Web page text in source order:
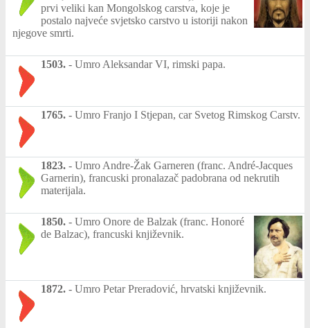
prvi veliki kan Mongolskog carstva, koje je
postalo najveće svjetsko carstvo u istoriji nakon
njegove smrti.
1503. - Umro Aleksandar VI, rimski papa.
1765. - Umro Franjo I Stjepan, car Svetog Rimskog Carstv.
1823. - Umro Andre-Žak Garneren (franc. André-Jacques
Garnerin), francuski pronalazač padobrana od nekrutih
materijala.
1850. - Umro Onore de Balzak (franc. Honoré
de Balzac), francuski književnik.
1872. - Umro Petar Preradović, hrvatski književnik.